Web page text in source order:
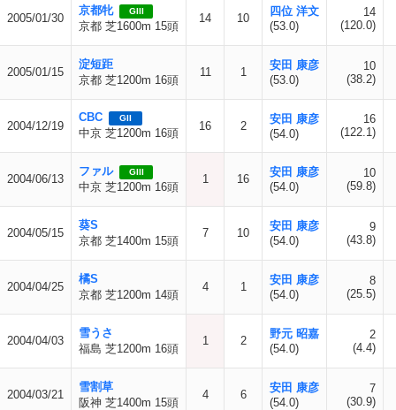
2005/01/30
京都牝 GIII
京都 芝1600m 15頭
14 10
四位 洋文
(53.0)
14
(120.0)
2005/01/15
淀短距
京都 芝1200m 16頭
11 1
安田 康彦
(53.0)
10
(38.2)
2004/12/19
CBC GII
中京 芝1200m 16頭
16 2
安田 康彦
(54.0)
16
(122.1)
2004/06/13
ファル GIII
中京 芝1200m 16頭
1 16
安田 康彦
(54.0)
10
(59.8)
2004/05/15
葵S
京都 芝1400m 15頭
7 10
安田 康彦
(54.0)
9
(43.8)
2004/04/25
橘S
京都 芝1200m 14頭
4 1
安田 康彦
(54.0)
8
(25.5)
2004/04/03
雪うさ
福島 芝1200m 16頭
1 2
野元 昭嘉
(54.0)
2
(4.4)
2004/03/21
雪割草
阪神 芝1400m 15頭
4 6
安田 康彦
(54.0)
7
(30.9)